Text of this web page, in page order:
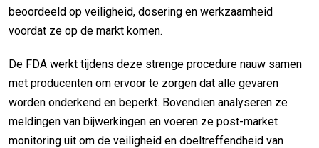
beoordeeld op veiligheid, dosering en werkzaamheid
voordat ze op de markt komen.
De FDA werkt tijdens deze strenge procedure nauw samen
met producenten om ervoor te zorgen dat alle gevaren
worden onderkend en beperkt. Bovendien analyseren ze
meldingen van bijwerkingen en voeren ze post-market
monitoring uit om de veiligheid en doeltreffendheid van